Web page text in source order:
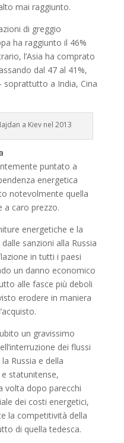
mai raggiunto.
di greggio
ha raggiunto il 46%
l’Asia ha comprato
dal 47 al 41%,
soprattutto a India, Cina
a Kiev nel 2013
puntato a
energetica
notevolmente quella
a caro prezzo.
energetiche e la
sanzioni alla Russia
in tutti i paesi
un danno economico
alle fasce più deboli
erodere in maniera
un gravissimo
dei flussi
Russia e della
statunitense,
volta dopo parecchi
dei costi energetici,
la competitività della
di quella tedesca.